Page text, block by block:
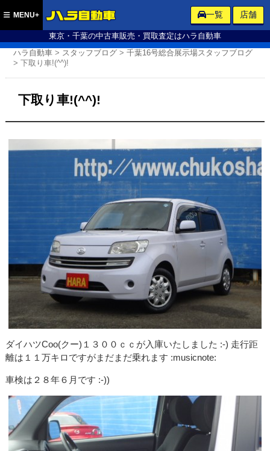
東京・千葉の中古車販売・買取査定はハラ自動車
MENU+ 一覧 店舗
ハラ自動車 > スタッフブログ >千葉16号総合展示場スタッフブログ
>下取り車!(^^)!
下取り車!(^^)!
ダイハツCoo(クー)１３００ｃｃが入庫いたしました :-) 走行距
離は１１万キロですがまだまだ乗れます :musicnote:
車検は２８年６月です :-))